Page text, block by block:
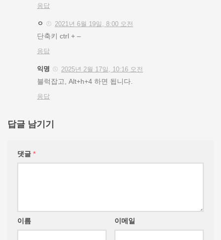
응답
ㅇ 2021년 6월 19일, 8:00 오전
단축키 ctrl + –
응답
익명 2025년 2월 17일, 10:16 오전
블럭잡고, Alt+h+4 하면 됩니다.
응답
답글 남기기
댓글 *
이름 이메일